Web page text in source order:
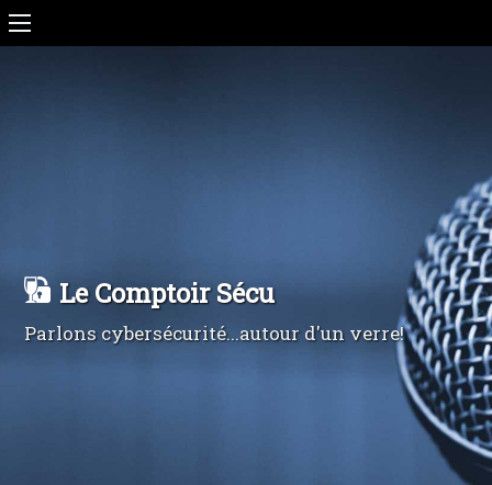
Le Comptoir Sécu
Parlons cybersécurité...autour d'un verre!